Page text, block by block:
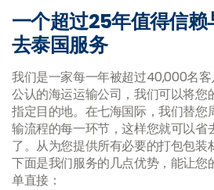
一个超过25年值得信
去泰国服务
我们是一家每一年被超过40,000名
公认的海运运输公司，我们可以将您
指定目的地。在七海国际，我们替您
输流程的每一环节，这样您就可以省
了。从为您提供所有必要的打包包装
下面是我们服务的几点优势，能让您
单直接：